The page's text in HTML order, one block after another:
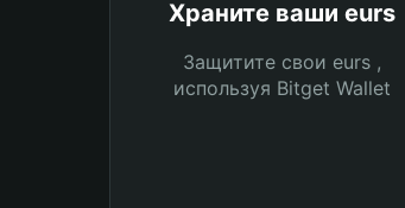
Храните ваши eurs
Защитите свои eurs ,
используя Bitget Wallet